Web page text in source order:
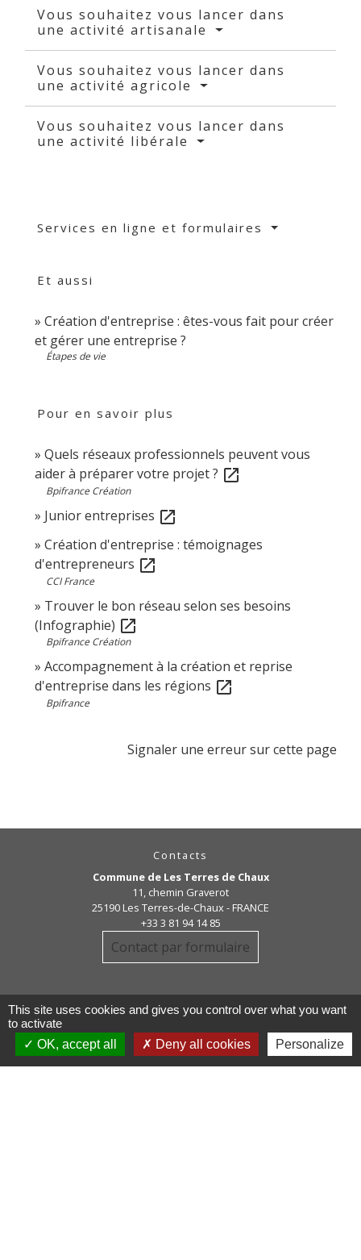
Vous souhaitez vous lancer dans
une activité artisanale
Vous souhaitez vous lancer dans
une activité agricole
Vous souhaitez vous lancer dans
une activité libérale
Services en ligne et formulaires
Et aussi
Création d'entreprise : êtes-vous fait pour créer
et gérer une entreprise ?
Étapes de vie
Pour en savoir plus
Quels réseaux professionnels peuvent vous
aider à préparer votre projet ? open_in_new
Bpifrance Création
Junior entreprises open_in_new
Création d'entreprise : témoignages
d'entrepreneurs open_in_new
CCI France
Trouver le bon réseau selon ses besoins
(Infographie) open_in_new
Bpifrance Création
Accompagnement à la création et reprise
d'entreprise dans les régions open_in_new
Bpifrance
Signaler une erreur sur cette page
Contacts
Commune de Les Terres de Chaux
11, chemin Graverot
25190 Les Terres-de-Chaux - FRANCE
+33 3 81 94 14 85
Contact par formulaire
Liens
This site uses cookies and gives you control over what you want
to activate
OK, accept all
Deny all cookies Personalize